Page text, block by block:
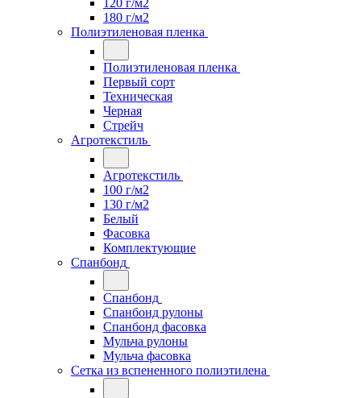
120 г/м2
180 г/м2
Полиэтиленовая пленка
Полиэтиленовая пленка
Первый сорт
Техническая
Черная
Стрейч
Агротекстиль
Агротекстиль
100 г/м2
130 г/м2
Белый
Фасовка
Комплектующие
Спанбонд
Спанбонд
Спанбонд рулоны
Спанбонд фасовка
Мульча рулоны
Мульча фасовка
Сетка из вспененного полиэтилена